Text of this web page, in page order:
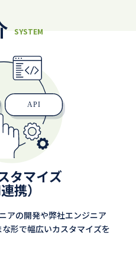
SYSTEM
タマイズ
携）
アの開発や弊社エンジニア
形で幅広いカスタマイズを